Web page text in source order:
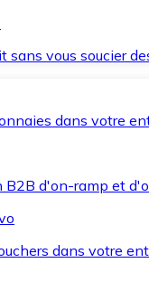
vous soucier
dans votre
B2B d'on-ramp et
dans votre